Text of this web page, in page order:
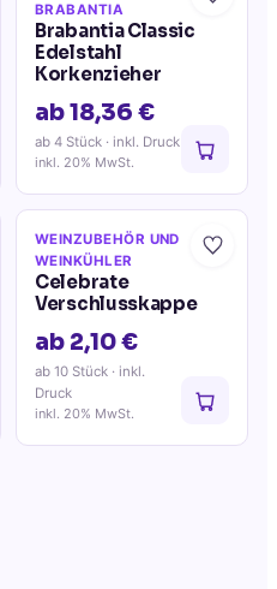
BRABANTIA
Brabantia Classic
Edelstahl
Korkenzieher
ab 18,36 €
ab 4 Stück · inkl. Druck
inkl. 20% MwSt.
WEINZUBEHÖR UND
WEINKÜHLER
Celebrate
Verschlusskappe
ab 2,10 €
ab 10 Stück · inkl.
Druck
inkl. 20% MwSt.